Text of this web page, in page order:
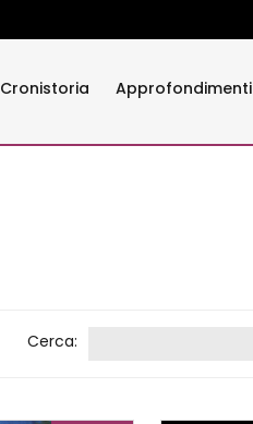
Cronistoria Approfondimenti
Cerca: